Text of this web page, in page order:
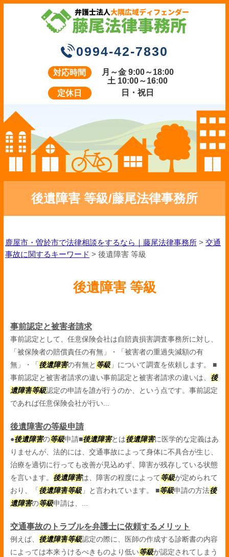
0994-42-7830
対応時間
月～金 9:00～18:00
土 10:00～16:00
定休日
日・祝日
後遺障害 等級/藤尾法律事務所
鹿屋市・曽於市で法律相談をするなら｜藤尾法律事務所 > 交通
事故に関するキーワード > 後遺障害 等級
後遺障害 等級
事前認定と被害者請求
事前認定として、任意保険会社は自賠責損害調査事務所に対し、
「被保険者の賠償責任の有無」・「被害者の重過失減額の有
無」・「 後遺障害の有無と 等級」について調査を依頼します。 ■
事前認定と被害者請求の違い事前認定と被害者請求の違いは、 後
遺障害等級認定の申請を誰が行うのか、という点です。事前認定
であれば任意保険会社が行い...
後遺障害の等級申請
●後遺障害の等級申請■後遺障害とは後遺障害に医学的な定義はあ
りませんが、法的には、交通事故によって身体に不具合が生じ、
治療を適切に行っても改善が見込めず、障害が残存している状態
を言います。 後遺障害は、障害の程度によって等級が定められて
おり、「 後遺障害等級」と言われています。 ■等級申請の方法後
遺障害の等級申請は、...
交通事故のトラブルを弁護士に依頼するメリット
例えば、 後遺障害等級認定の際に、医師の作成する診断書の内容
によっては本来うけるべきものより低い等級が認定されてしまう